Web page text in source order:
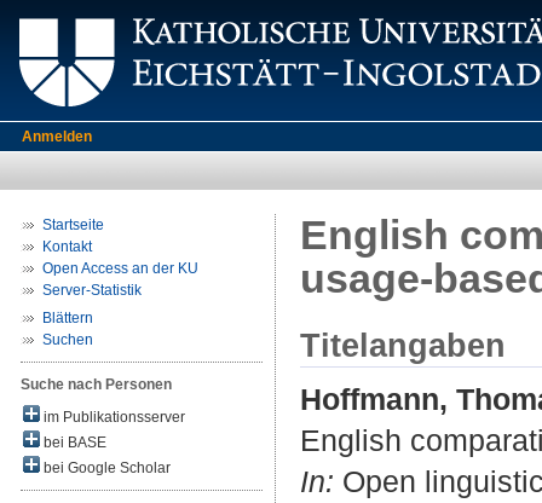
Anmelden
Startseite
Kontakt
Open Access an der KU
Server-Statistik
Blättern
Suchen
Suche nach Personen
im Publikationsserver
bei BASE
bei Google Scholar
English
usage-
Titelangaben
Hoffmann,
English
In: Open